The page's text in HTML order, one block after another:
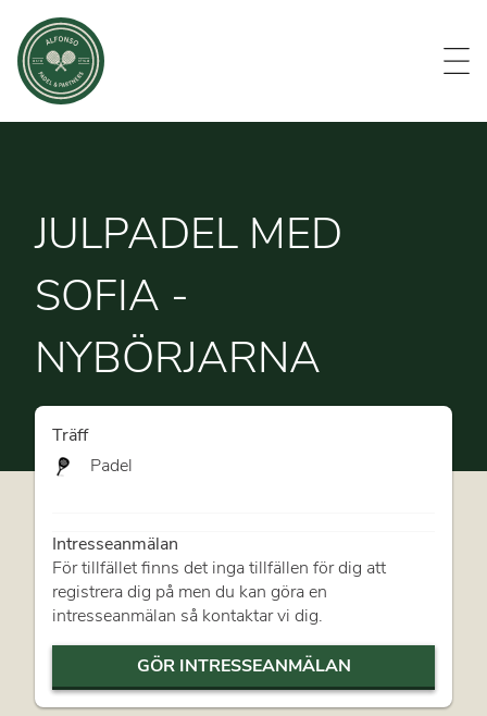
Evenemang
JULPADEL MED
SOFIA -
NYBÖRJARNA
Träff
Padel
Intresseanmälan
För tillfället finns det inga tillfällen för dig att
registrera dig på men du kan göra en
intresseanmälan så kontaktar vi dig.
GÖR INTRESSEANMÄLAN